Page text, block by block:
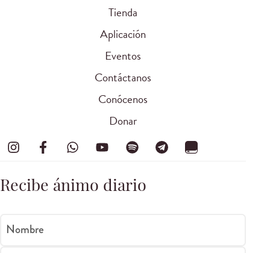
Tienda
Aplicación
Eventos
Contáctanos
Conócenos
Donar
Recibe ánimo diario
Nombre